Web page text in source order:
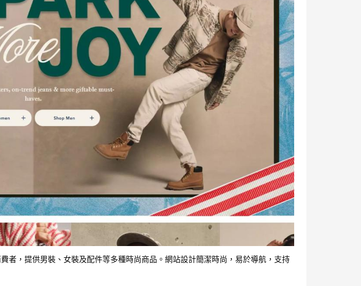
者，提供男裝、女裝及配件等多種時尚商品。網站設計簡潔時尚，易於導航，支持